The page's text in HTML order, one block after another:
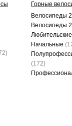
Горные
Велосипеды
Велосипеды
Начальные
(172)